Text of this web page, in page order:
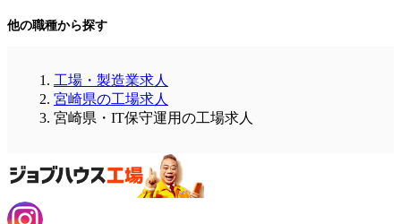
他の職種から探す
工場・製造業求人
宮崎県の工場求人
宮崎県・IT保守運用の工場求人